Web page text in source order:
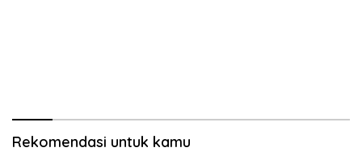
Rekomendasi untuk kamu